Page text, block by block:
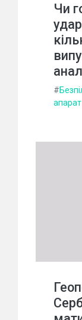
Чи
#
апарат